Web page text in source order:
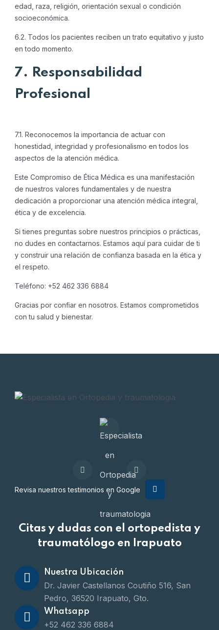
edad, raza, religión, orientación sexual o condición
socioeconómica.
6.2. Todos los pacientes reciben un trato equitativo y justo
en todo momento.
7. Responsabilidad
Profesional
7.1. Reconocemos la importancia de actuar con
honestidad, integridad y profesionalismo en todos los
aspectos de la atención médica.
Este Compromiso de Ética Médica es una manifestación
de nuestros valores fundamentales y de nuestra
dedicación a proporcionar una atención médica integral,
ética y de excelencia.
Si tienes preguntas sobre nuestros principios o prácticas,
no dudes en contactarnos. Estamos aquí para cuidar de ti
y construir una relación de confianza basada en la ética y
el respeto.
Teléfono: +52 462 336 6884
Gracias por confiar en nosotros. Estamos comprometidos
con tu salud y bienestar.
Revisa nuestros testimonios en Google
Citas y dudas con el ortopedista y
traumatólogo en Irapuato
Nuestra Ubicación
Dr. Javier Castellanos Coutiño 516, San
Pedro, 36520 Irapuato, Gto.
Whatsapp
+52 462 336 6884